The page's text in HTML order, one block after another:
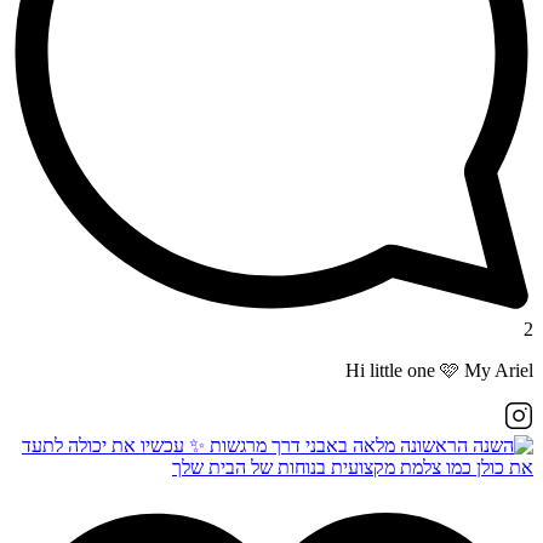
2
Hi little one 🩷 My Ariel